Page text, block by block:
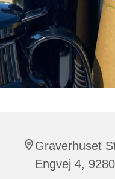
Graverhuset
Engvej 4,